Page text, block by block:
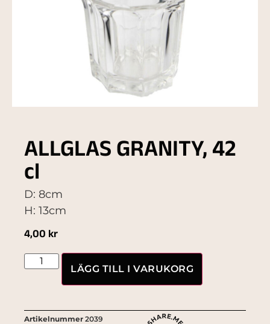
ALLGLAS GRANITY, 42
cl
D: 8cm
H: 13cm
4,00 kr
LÄGG TILL I VARUKORG
Artikelnummer 2039